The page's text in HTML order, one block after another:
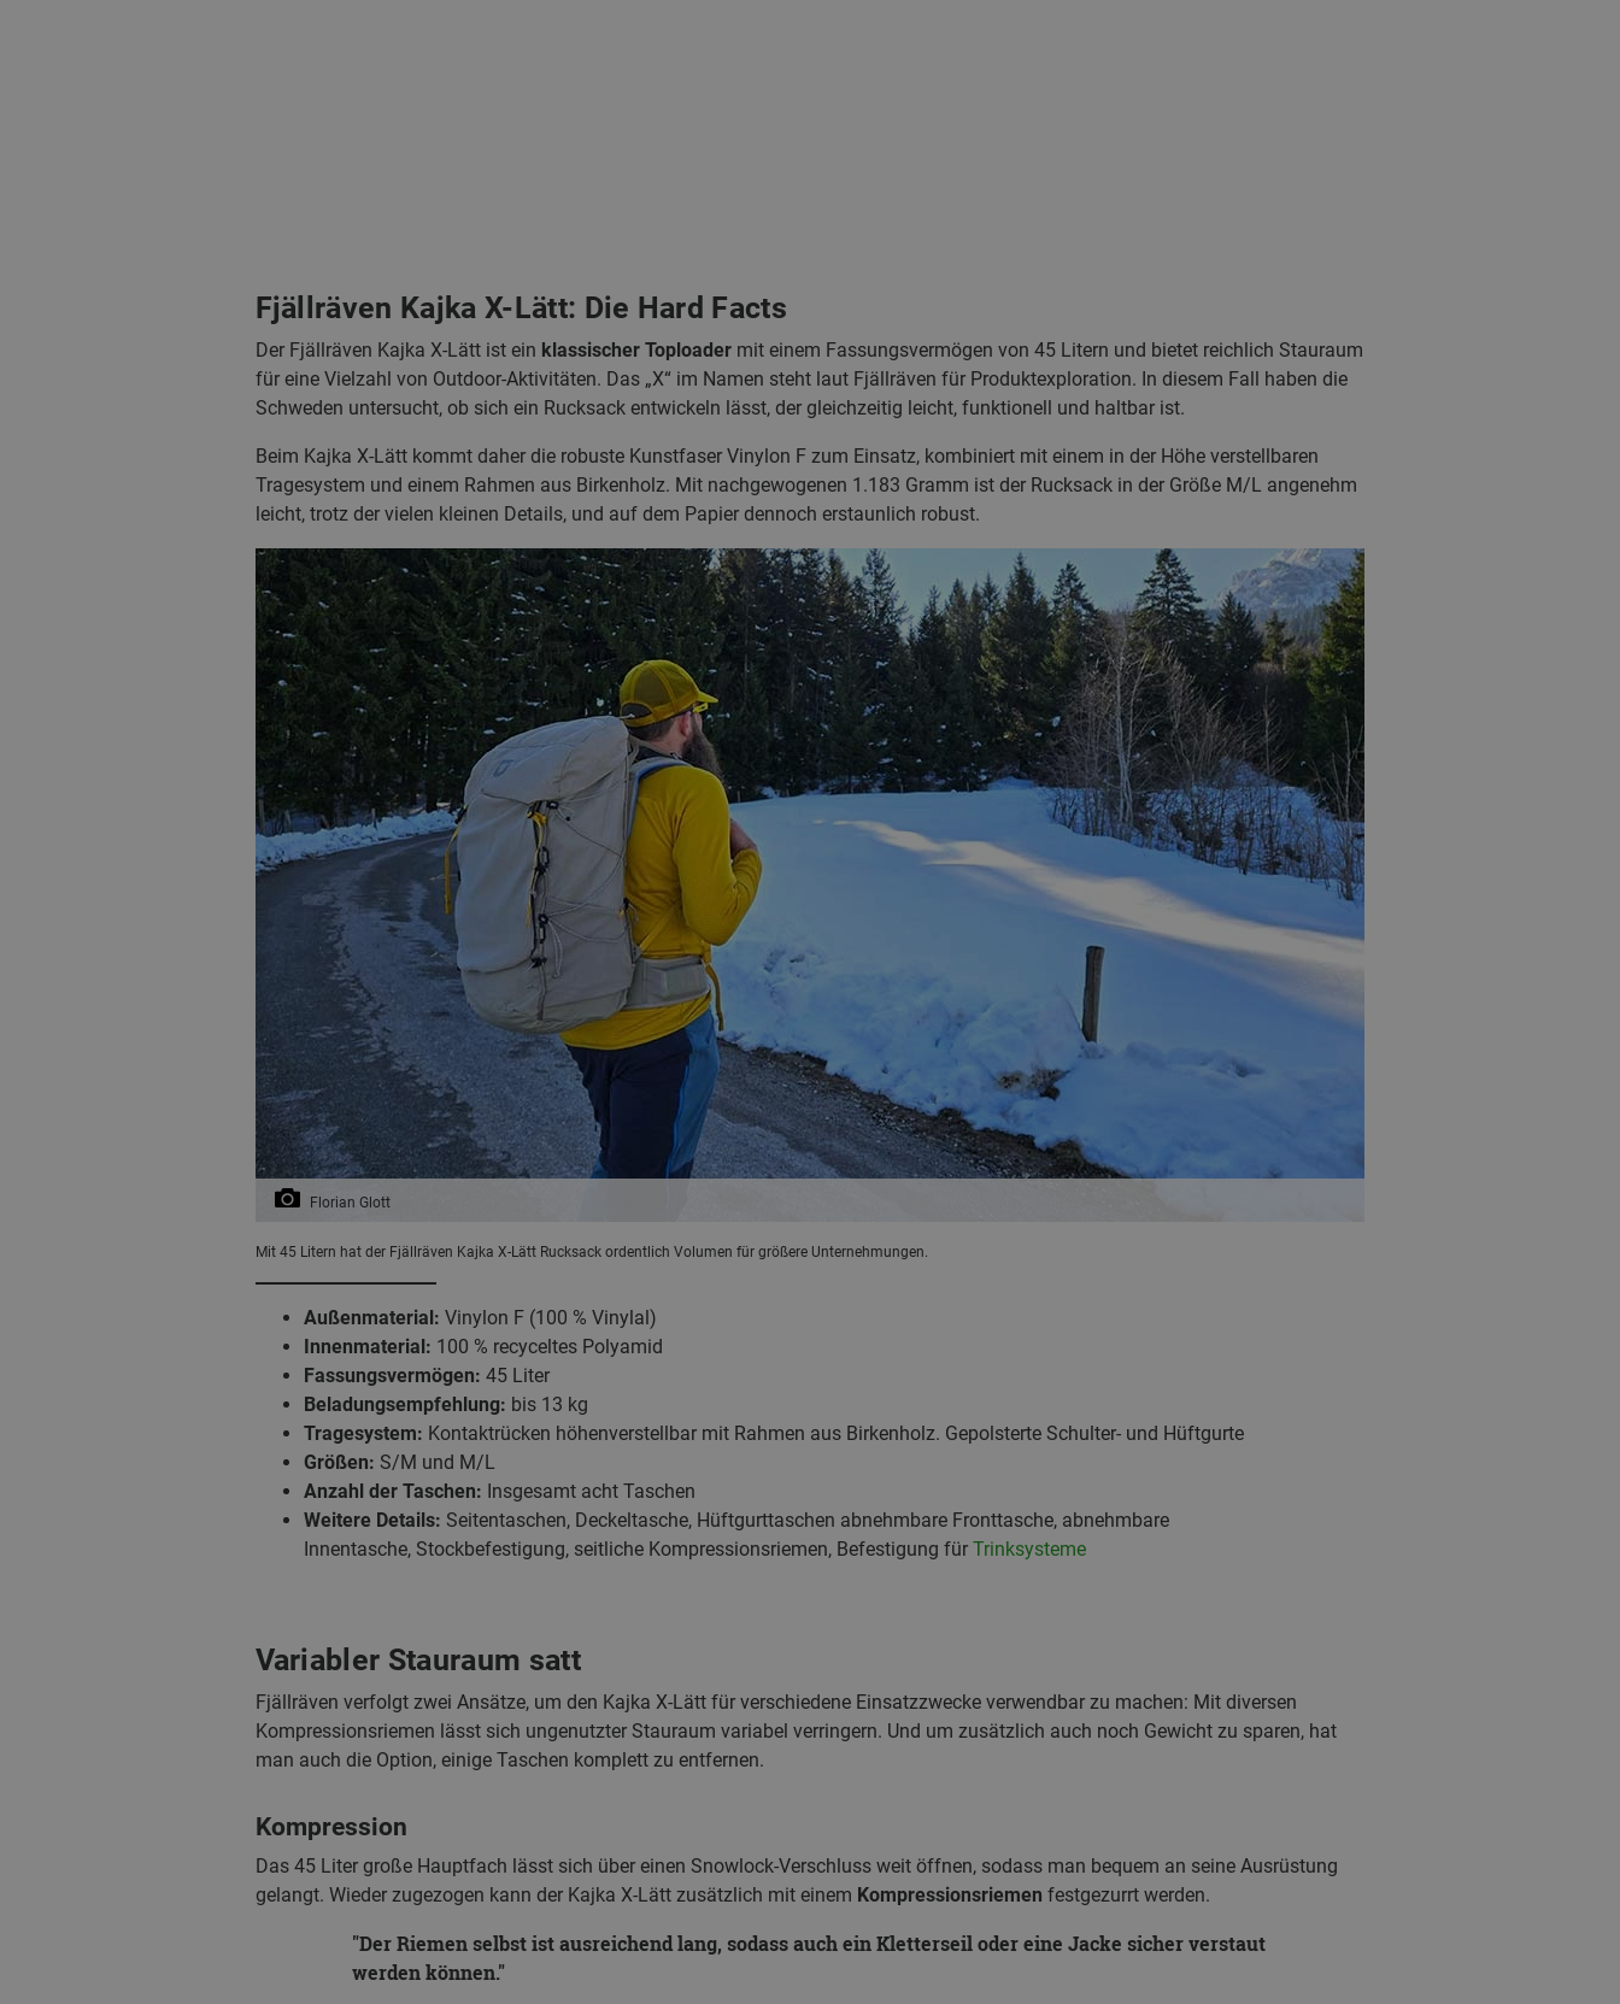
Fjällräven Kajka X-Lätt: Die Hard Facts
Der Fjällräven Kajka X‑Lätt ist ein klassischer Toploader mit einem Fassungsvermögen von 45 Litern und bietet reichlich Stauraum
für eine Vielzahl von Outdoor‑Aktivitäten. Das „X“ im Namen steht laut Fjällräven für Produktexploration. In diesem Fall haben die
Schweden untersucht, ob sich ein Rucksack entwickeln lässt, der gleichzeitig leicht, funktionell und haltbar ist.
Beim Kajka X‑Lätt kommt daher die robuste Kunstfaser Vinylon F zum Einsatz, kombiniert mit einem in der Höhe verstellbaren
Tragesystem und einem Rahmen aus Birkenholz. Mit nachgewogenen 1.183 Gramm ist der Rucksack in der Größe M/L angenehm
leicht, trotz der vielen kleinen Details, und auf dem Papier dennoch erstaunlich robust.
Florian Glott
Mit 45 Litern hat der Fjällräven Kajka X-Lätt Rucksack ordentlich Volumen für größere Unternehmungen.
Außenmaterial: Vinylon F (100 % Vinylal)
Innenmaterial: 100 % recyceltes Polyamid
Fassungsvermögen: 45 Liter
Beladungsempfehlung: bis 13 kg
Tragesystem: Kontaktrücken höhenverstellbar mit Rahmen aus Birkenholz. Gepolsterte Schulter- und Hüftgurte
Größen: S/M und M/L
Anzahl der Taschen: Insgesamt acht Taschen
Weitere Details: Seitentaschen, Deckeltasche, Hüftgurttaschen abnehmbare Fronttasche, abnehmbare
Innentasche, Stockbefestigung, seitliche Kompressionsriemen, Befestigung für Trinksysteme
Variabler Stauraum satt
Fjällräven verfolgt zwei Ansätze, um den Kajka X-Lätt für verschiedene Einsatzzwecke verwendbar zu machen: Mit diversen
Kompressionsriemen lässt sich ungenutzter Stauraum variabel verringern. Und um zusätzlich auch noch Gewicht zu sparen, hat
man auch die Option, einige Taschen komplett zu entfernen.
Kompression
Das 45 Liter große Hauptfach lässt sich über einen Snowlock-Verschluss weit öffnen, sodass man bequem an seine Ausrüstung
gelangt. Wieder zugezogen kann der Kajka X‑Lätt zusätzlich mit einem Kompressionsriemen festgezurrt werden.
Der Riemen selbst ist ausreichend lang, sodass auch ein Kletterseil oder eine Jacke sicher verstaut
werden können.